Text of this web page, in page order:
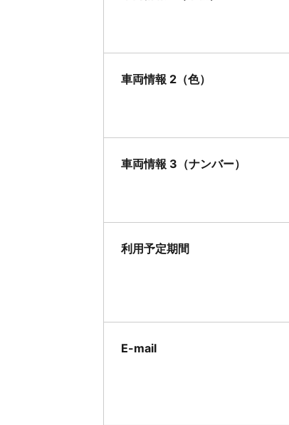
車両情報 2（色）
車両情報 3（ナンバー）
利用予定期間
E-mail